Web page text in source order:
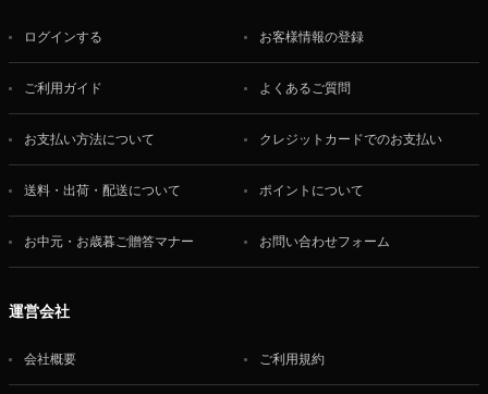
ログインする お客様情報の登録
ご利用ガイド よくあるご質問
お支払い方法について クレジットカードでのお支払い
送料・出荷・配送について ポイントについて
お中元・お歳暮ご贈答マナー お問い合わせフォーム
運営会社
会社概要 ご利用規約